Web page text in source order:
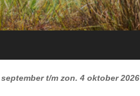
t/m zon. 4 oktober 2026